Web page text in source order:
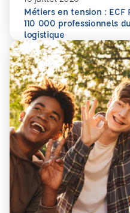
Métiers en tension :
110 000 professionnels
logistique
En savoir plus
Métiers en tension :